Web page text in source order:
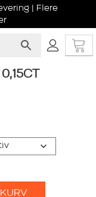
| Flere